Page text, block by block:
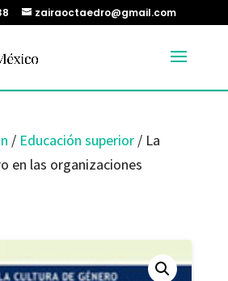
zairaoctaedro@gmail.com
/ Educación superior/ La
en las organizaciones